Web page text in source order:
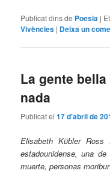
Publicat dins de Poesia |
Vivències | Deixa un
La gente
nada
Publicat el17 d'abril de
Elisabeth Kübler
estadounidense, una
muerte, personas